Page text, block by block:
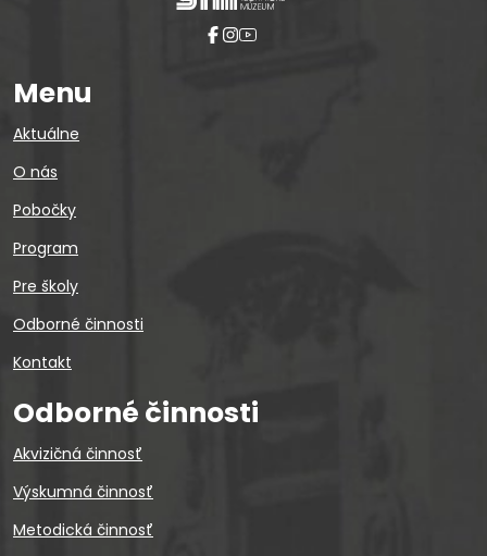
Menu
Aktuálne
O nás
Pobočky
Program
Pre školy
Odborné činnosti
Kontakt
Odborné činnosti
Akvizičná činnosť
Výskumná činnosť
Metodická činnosť